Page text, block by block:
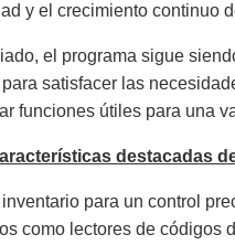
y el crecimiento continuo
el programa sigue
satisfacer las
funciones útiles para una
destacadas
para un control
como lectores de códigos